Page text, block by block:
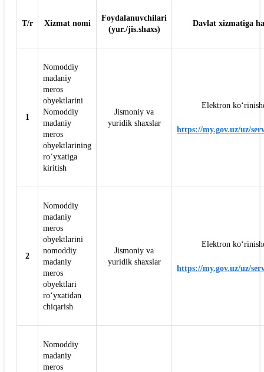
T/r Xizmat nomi
Foydalanuvchilari
(yur./jis.shaxs)
Davlat xizmatiga
1
Nomoddiy
madaniy
meros
obyektlarini
Nomoddiy
madaniy
meros
obyektlarining
ro‘yxatiga
kiritish
Jismoniy va
yuridik shaxslar
Elektron
https://my.gov.uz/uz/
2
Nomoddiy
madaniy
meros
obyektlarini
nomoddiy
madaniy
meros
obyektlari
ro‘yxatidan
chiqarish
Jismoniy va
yuridik shaxslar
Elektron
https://my.gov.uz/uz/
Nomoddiy
madaniy
meros